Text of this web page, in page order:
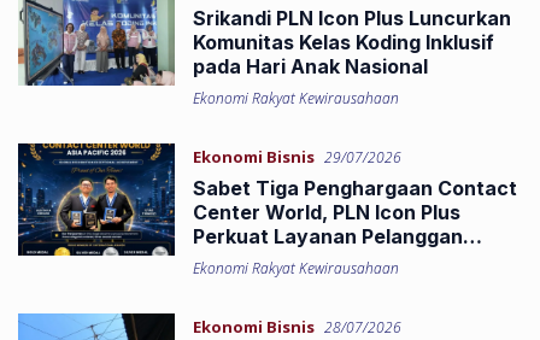
Srikandi PLN Icon Plus Luncurkan
Komunitas Kelas Koding Inklusif
pada Hari Anak Nasional
Ekonomi Rakyat Kewirausahaan
Ekonomi Bisnis 29/07/2026
Sabet Tiga Penghargaan Contact
Center World, PLN Icon Plus
Perkuat Layanan Pelanggan
melalui Contact Center ICONNET
Ekonomi Rakyat Kewirausahaan
Ekonomi Bisnis 28/07/2026